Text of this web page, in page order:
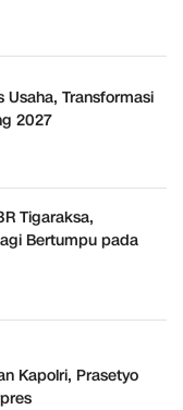
Transformasi
2027
Tigaraksa,
Bertumpu pada
Kapolri, Prasetyo